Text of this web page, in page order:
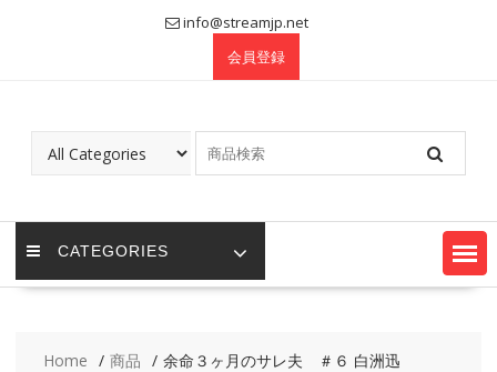
info@streamjp.net
会員登録
CATEGORIES
Home 商品 余命３ヶ月のサレ夫 ＃６ 白洲迅